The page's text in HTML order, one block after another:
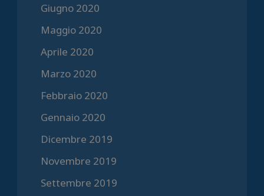
Giugno 2020
Maggio 2020
Aprile 2020
Marzo 2020
Febbraio 2020
Gennaio 2020
Dicembre 2019
Novembre 2019
Settembre 2019